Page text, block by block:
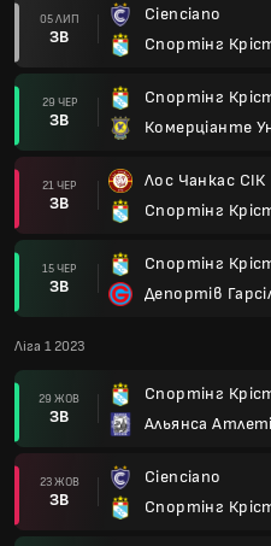
05 ЛИП
ЗВ
Cienciano
Спортінг
29 ЧЕР
ЗВ
Спортінг
Комерціанте
21 ЧЕР
ЗВ
Лос Чанкас СІК
Спортінг
15 ЧЕР
ЗВ
Спортінг
Депортів
Ліга 1 2023
29 ЖОВ
ЗВ
Спортінг
Альянса
23 ЖОВ
ЗВ
Cienciano
Спортінг